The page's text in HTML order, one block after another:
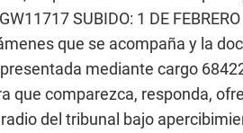
SUBIDO: 1 DE
que se acompaña y la
mediante cargo
que comparezca, responda,
del tribunal bajo